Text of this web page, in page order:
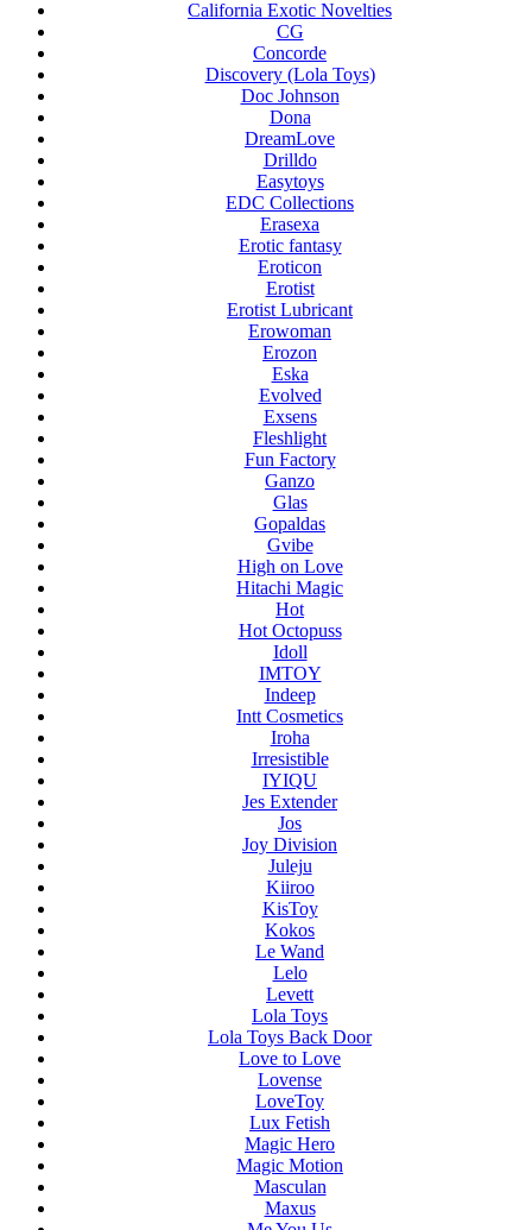
California Exotic Novelties
CG
Concorde
Discovery (Lola Toys)
Doc Johnson
Dona
DreamLove
Drilldo
Easytoys
EDC Collections
Erasexa
Erotic fantasy
Eroticon
Erotist
Erotist Lubricant
Erowoman
Erozon
Eska
Evolved
Exsens
Fleshlight
Fun Factory
Ganzo
Glas
Gopaldas
Gvibe
High on Love
Hitachi Magic
Hot
Hot Octopuss
Idoll
IMTOY
Indeep
Intt Cosmetics
Iroha
Irresistible
IYIQU
Jes Extender
Jos
Joy Division
Juleju
Kiiroo
KisToy
Kokos
Le Wand
Lelo
Levett
Lola Toys
Lola Toys Back Door
Love to Love
Lovense
LoveToy
Lux Fetish
Magic Hero
Magic Motion
Masculan
Maxus